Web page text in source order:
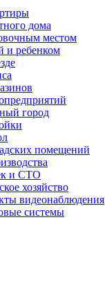
дома
местом
и ребенком
город
помещений
и СТО
хозяйство
видеонаблюдения
системы